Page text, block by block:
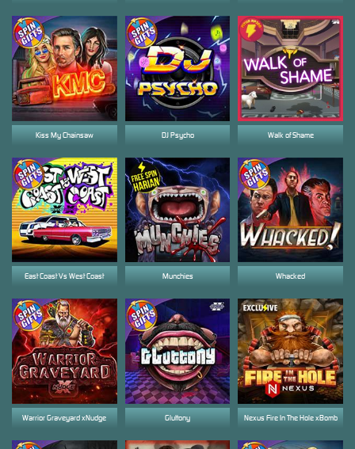
Nexus Fire In The Hole xBomb
Munchies
Kiss My Chainsaw
Warrior Graveyard xNudge Gluttony
DJ Psycho
East Coast Vs West Coast Whacked
Walk of Shame